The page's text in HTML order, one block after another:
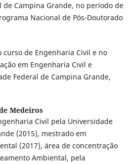
de Campina Grande, no período de
Nacional de Pós-Doutorado
de Engenharia Civil e no
em Engenharia Civil e
Federal de Campina Grande,
Medeiros
Civil pela Universidade
(2015), mestrado em
(2017), área de concentração
Ambiental, pela